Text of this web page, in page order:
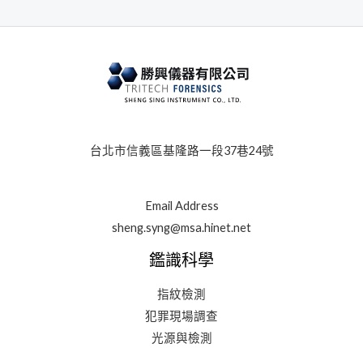
台北市信義區基隆路一段37巷24號
Email Address
sheng.syng@msa.hinet.net
鑑識科學
指紋檢測
犯罪現場調查
光源與檢測